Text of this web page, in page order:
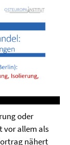
oder
vor allem als
nähert